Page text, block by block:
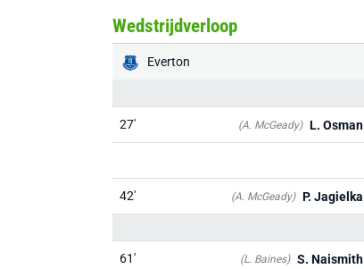
Wedstrijdverloop
Everton
27' (A. McGeady) L. Osman
42' (A. McGeady) P. Jagielka
61' (L. Baines) S. Naismith